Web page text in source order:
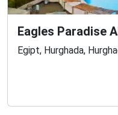
Eagles Paradise
Egipt, Hurghada,